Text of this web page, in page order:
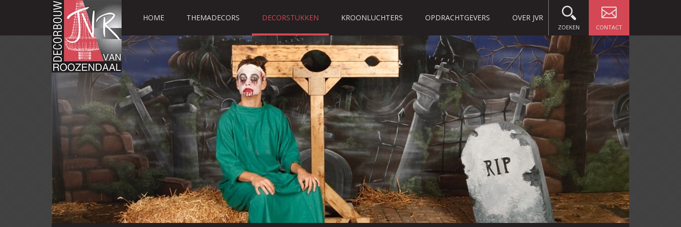
HOME THEMADECORS DECORSTUKKEN KROONLUCHTERS OPDRACHTGEVERS OVER JVR
CONTACT
ZOEKEN